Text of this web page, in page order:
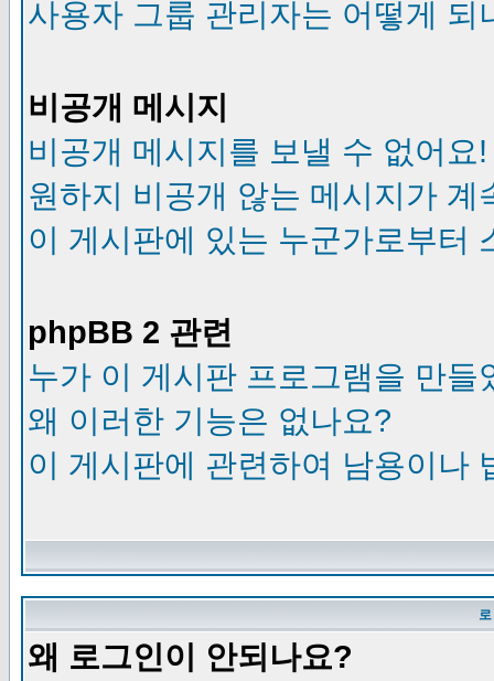
사용자 그룹 관리자는 어떻게 되
비공개 메시지
비공개 메시지를 보낼 수 없어요!
원하지 비공개 않는 메시지가 계
이 게시판에 있는 누군가로부터
phpBB 2 관련
누가 이 게시판 프로그램을 만들
왜 이러한 기능은 없나요?
이 게시판에 관련하여 남용이나
왜 로그인이 안되나요?